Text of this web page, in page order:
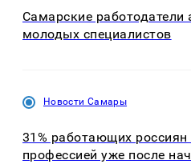
Самарские
молодых специалистов
Новости Самары
31% работающих россиян
профессией уже после